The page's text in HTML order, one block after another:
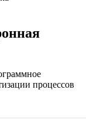
процессов